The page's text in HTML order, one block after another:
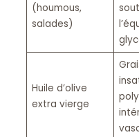
(houmous,
salades)
Huile d’olive
extra vierge